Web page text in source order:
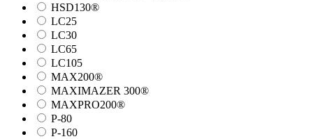
HSD130®
LC25
LC30
LC65
LC105
MAX200®
MAXIMAZER 300®
MAXPRO200®
P-80
P-160